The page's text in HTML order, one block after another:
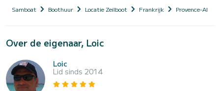
Samboat Boothuur Locatie Zeilboot Frankrijk Provence-
Over de eigenaar, Loic
Loic
Lid sinds 2014